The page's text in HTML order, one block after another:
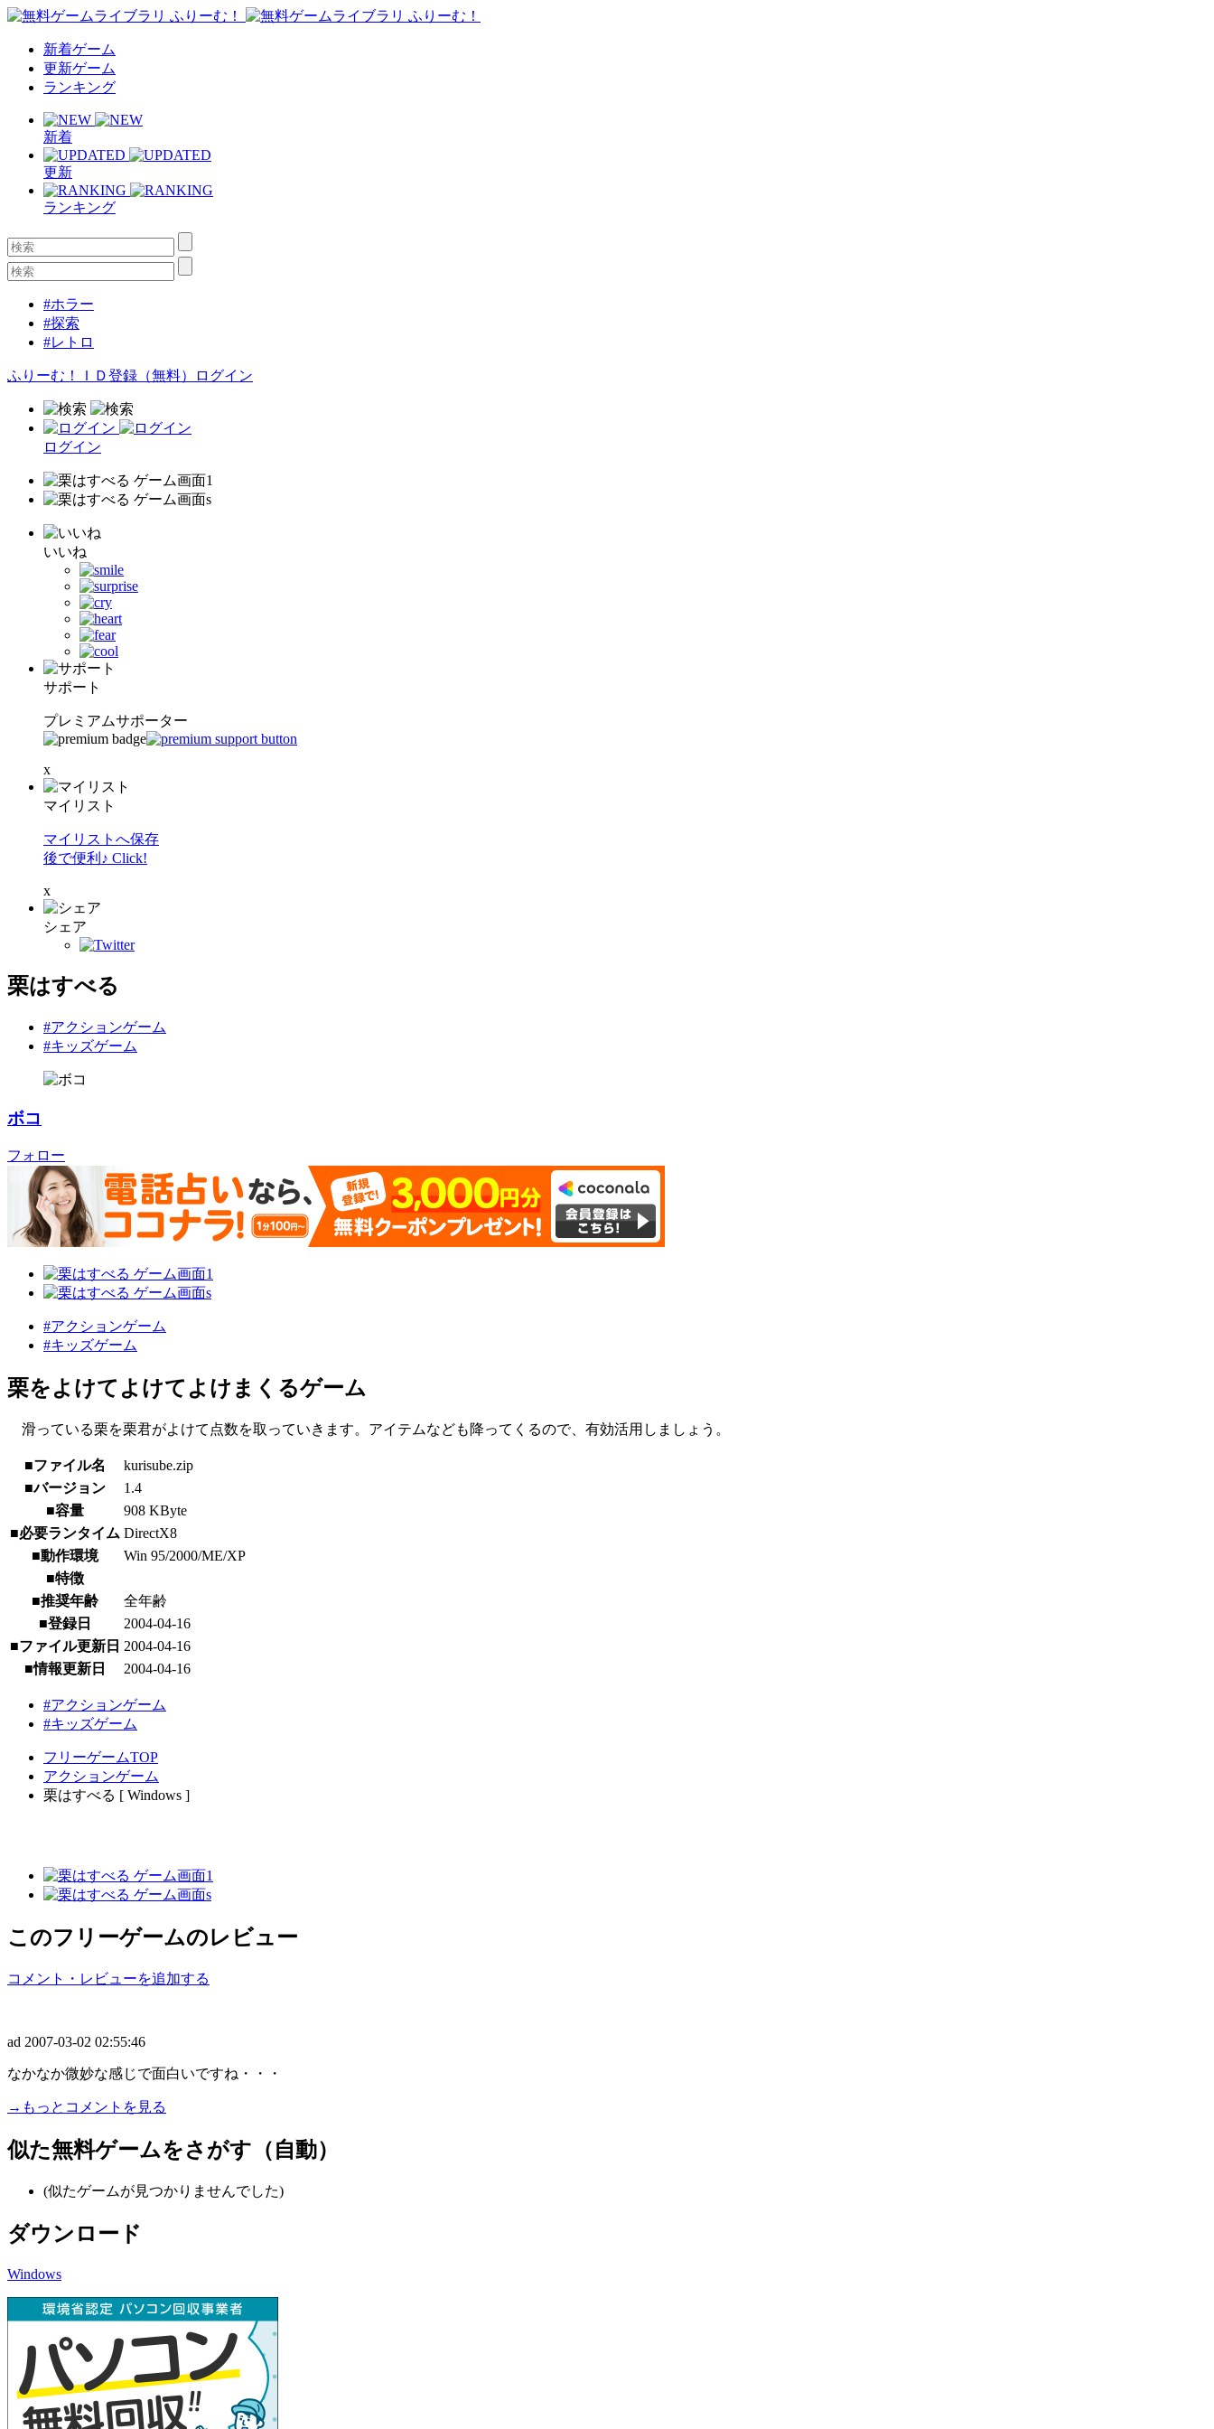
新着ゲーム
更新ゲーム
ランキング
新着
更新
ランキング
#ホラー
#探索
#レトロ
ふりーむ！ＩＤ登録（無料） ログイン
ログイン
いいね
サポート
プレミアムサポーター
x
マイリスト
マイリストへ保存
後で便利♪ Click!
x
シェア
栗はすべる
#アクションゲーム
#キッズゲーム
ボコ
フォロー
#アクションゲーム
#キッズゲーム
栗をよけてよけてよけまくるゲーム
滑っている栗を栗君がよけて点数を取っていきます。アイテムなども降ってくるので、有効活用しましょう。
■ファイル名
kurisube.zip
■バージョン
1.4
■容量
908 KByte
■必要ランタイム DirectX8
■動作環境
Win 95/2000/ME/XP
■特徴
■推奨年齢
全年齢
■登録日
2004-04-16
■ファイル更新日 2004-04-16
■情報更新日
2004-04-16
#アクションゲーム
#キッズゲーム
フリーゲームTOP
アクションゲーム
栗はすべる [ Windows ]
このフリーゲームのレビュー
コメント・レビューを追加する
ad 2007-03-02 02:55:46
なかなか微妙な感じで面白いですね・・・
→もっとコメントを見る
似た無料ゲームをさがす（自動）
(似たゲームが見つかりませんでした)
ダウンロード
Windows